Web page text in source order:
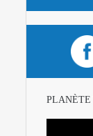
PLANÈTE